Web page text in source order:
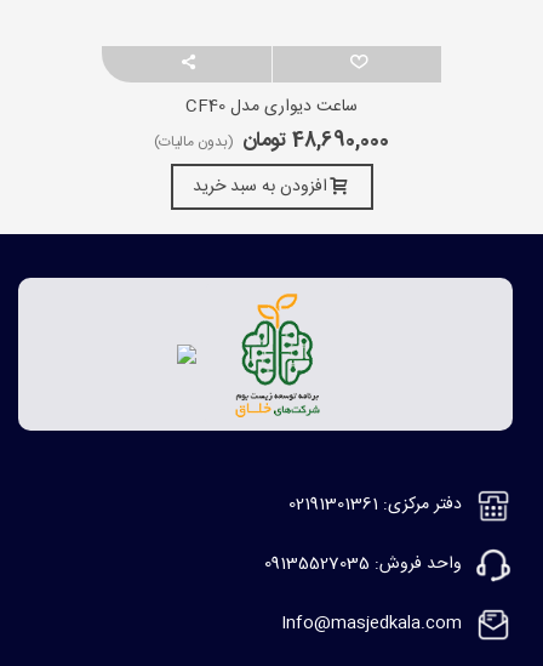
ساعت دیواری مدل CF40
48,690,000 تومان (بدون مالیات)
افزودن به سبد خرید
دفتر مرکزی: 02191301361
واحد فروش: 09135527035
Info@masjedkala.com